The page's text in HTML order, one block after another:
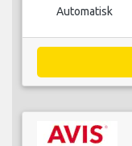
Automatisk